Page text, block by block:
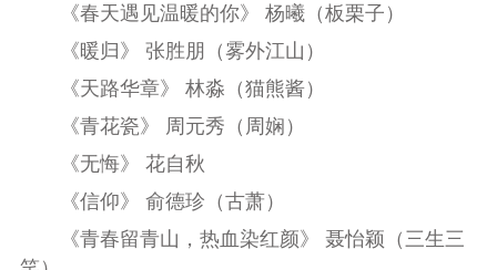
《春天遇见温暖的你》 杨曦（板栗子）
《暖归》 张胜朋（雾外江山）
《天路华章》 林淼（猫熊酱）
《青花瓷》 周元秀（周娴）
《无悔》 花自秋
《信仰》 俞德珍（古萧）
《青春留青山，热血染红颜》 聂怡颖（三生三